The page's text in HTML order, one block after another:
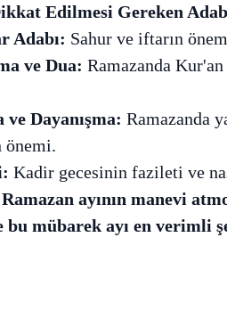
Edilmesi Gereken
Adabı: Sahur ve iftarın
ve Dua: Ramazanda
ve Dayanışma: Ramazanda
önemi.
Kadir gecesinin fazileti ve
ayının manevi
bu mübarek ayı en verimli